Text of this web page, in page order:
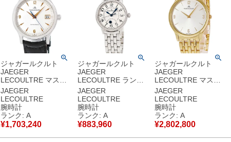
ジャガールクルト
JAEGER
LECOULTRE マスタ
ー コントロール
140.6.89 Pt950無垢
プラチナ デイト シル
バー 限定 メンズ 腕
時計自動巻き シルバ
ー 【中古】中古美品
JAEGER
LECOULTRE
腕時計
ランク: A
¥1,703,240
ジャガールクルト
JAEGER
LECOULTRE ランデ
ヴー ナイト&デイ
Q3468121
346.8.56.S 純正ダイ
ヤ ギョーシェ 青針
レディース 腕時計自
動巻き シルバー 【中
古】中古美品
JAEGER
LECOULTRE
腕時計
ランク: A
¥883,960
ジャガールクルト
JAEGER
LECOULTRE マスタ
ー ウルトラスリム
145.1.79
145.110.792 K18YG
無垢 イエローゴール
ド メンズ 腕時計手巻
き シルバー 【中古】
中古美品
JAEGER
LECOULTRE
腕時計
ランク: A
¥2,802,800